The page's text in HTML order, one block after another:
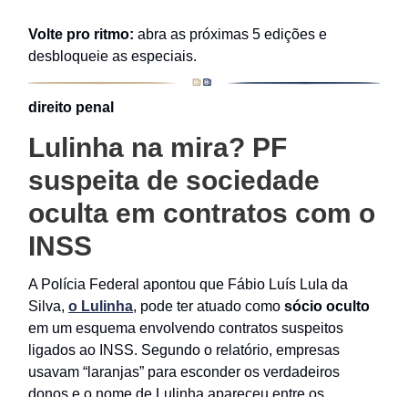
Volte pro ritmo: abra as próximas 5 edições e
desbloqueie as especiais.
direito penal
Lulinha na mira? PF
suspeita de sociedade
oculta em contratos com o
INSS
A Polícia Federal apontou que Fábio Luís Lula da
Silva, o Lulinha, pode ter atuado como sócio oculto
em um esquema envolvendo contratos suspeitos
ligados ao INSS. Segundo o relatório, empresas
usavam “laranjas” para esconder os verdadeiros